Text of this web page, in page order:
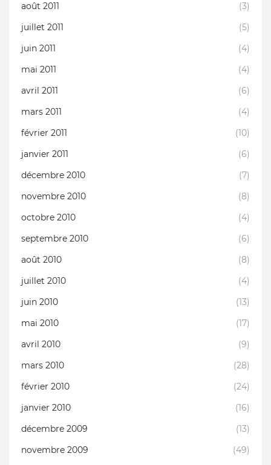
août 2011
(3)
juillet 2011
(5)
juin 2011
(4)
mai 2011
(4)
avril 2011
(6)
mars 2011
(4)
février 2011
(10)
janvier 2011
(6)
décembre 2010
(7)
novembre 2010
(8)
octobre 2010
(4)
septembre 2010
(6)
août 2010
(8)
juillet 2010
(4)
juin 2010
(13)
mai 2010
(17)
avril 2010
(9)
mars 2010
(28)
février 2010
(24)
janvier 2010
(16)
décembre 2009
(13)
novembre 2009
(49)